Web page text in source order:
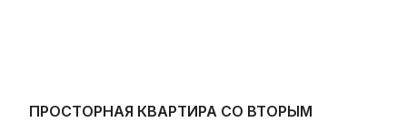
ПРОСТОРНАЯ КВАРТИРА СО ВТОРЫМ